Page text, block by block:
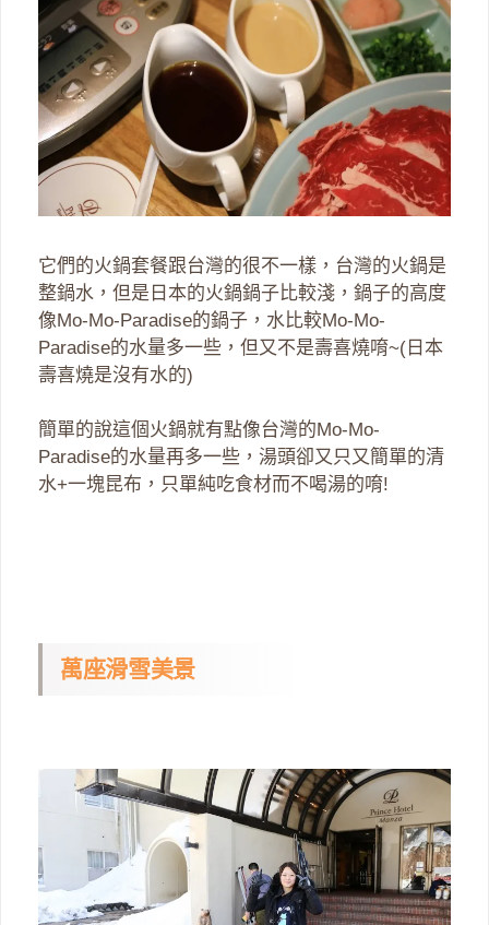
它們的火鍋套餐跟台灣的很不一樣，台灣的火鍋是
整鍋水，但是日本的火鍋鍋子比較淺，鍋子的高度
像Mo-Mo-Paradise的鍋子，水比較Mo-Mo-
Paradise的水量多一些，但又不是壽喜燒唷~(日本
壽喜燒是沒有水的)
簡單的說這個火鍋就有點像台灣的Mo-Mo-
Paradise的水量再多一些，湯頭卻又只又簡單的清
水+一塊昆布，只單純吃食材而不喝湯的唷!
萬座滑雪美景